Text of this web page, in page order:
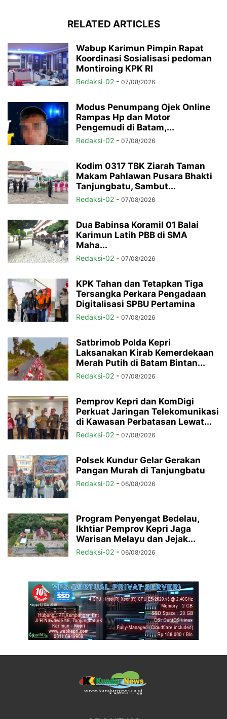
RELATED ARTICLES
Wabup Karimun Pimpin Rapat
Koordinasi Sosialisasi pedoman
Montiroing KPK RI
Redaksi-02 - 07/08/2026
Modus Penumpang Ojek Online
Rampas Hp dan Motor
Pengemudi di Batam,...
Redaksi-02 - 07/08/2026
Kodim 0317 TBK Ziarah Taman
Makam Pahlawan Pusara Bhakti
Tanjungbatu, Sambut...
Redaksi-02 - 07/08/2026
Dua Babinsa Koramil 01 Balai
Karimun Latih PBB di SMA
Maha...
Redaksi-02 - 07/08/2026
KPK Tahan dan Tetapkan Tiga
Tersangka Perkara Pengadaan
Digitalisasi SPBU Pertamina
Redaksi-02 - 07/08/2026
Satbrimob Polda Kepri
Laksanakan Kirab Kemerdekaan
Merah Putih di Batam Bintan...
Redaksi-02 - 07/08/2026
Pemprov Kepri dan KomDigi
Perkuat Jaringan Telekomunikasi
di Kawasan Perbatasan Lewat...
Redaksi-02 - 07/08/2026
Polsek Kundur Gelar Gerakan
Pangan Murah di Tanjungbatu
Redaksi-02 - 06/08/2026
Program Penyengat Bedelau,
Ikhtiar Pemprov Kepri Jaga
Warisan Melayu dan Jejak...
Redaksi-02 - 06/08/2026